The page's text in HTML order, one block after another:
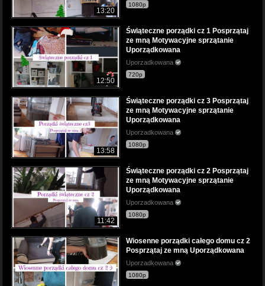
13:20
1080p
12:50
Świąteczne porządki cz 1 Posprzątaj
ze mną Motywacyjne sprzątanie
Uporządkowana
Uporzadkowana
720p
13:58
Świąteczne porządki cz 3 Posprzątaj
ze mną Motywacyjne sprzątanie
Uporządkowana
Uporzadkowana
1080p
11:42
Świąteczne porządki cz 2 Posprzątaj
ze mną Motywacyjne sprzątanie
Uporządkowana
Uporzadkowana
1080p
Wiosenne porządki całego domu cz 2
Posprzątaj ze mną Uporządkowana
Uporzadkowana
1080p